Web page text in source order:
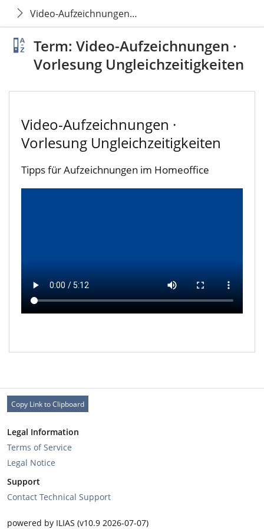
Video-Aufzeichnungen · Vorlesung
Term: Video-Aufzeichnungen ·
Vorlesung Ungleichzeitigkeiten
Video-Aufzeichnungen ·
Vorlesung Ungleichzeitigkeiten
Tipps für Aufzeichnungen im Homeoffice
Copy Link to Clipboard
Legal Information
Terms of Service
Legal Notice
Support
Contact Technical Support
powered by ILIAS (v10.9 2026-07-07)